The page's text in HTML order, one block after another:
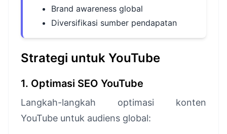
Brand awareness global
Diversifikasi sumber pendapatan
Strategi untuk YouTube
1. Optimasi SEO YouTube
Langkah-langkah optimasi konten
YouTube untuk audiens global: